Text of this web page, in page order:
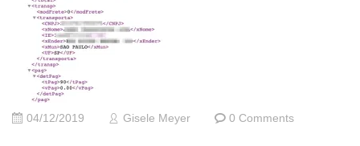
04/12/2019 Gisele Meyer 0 Comments